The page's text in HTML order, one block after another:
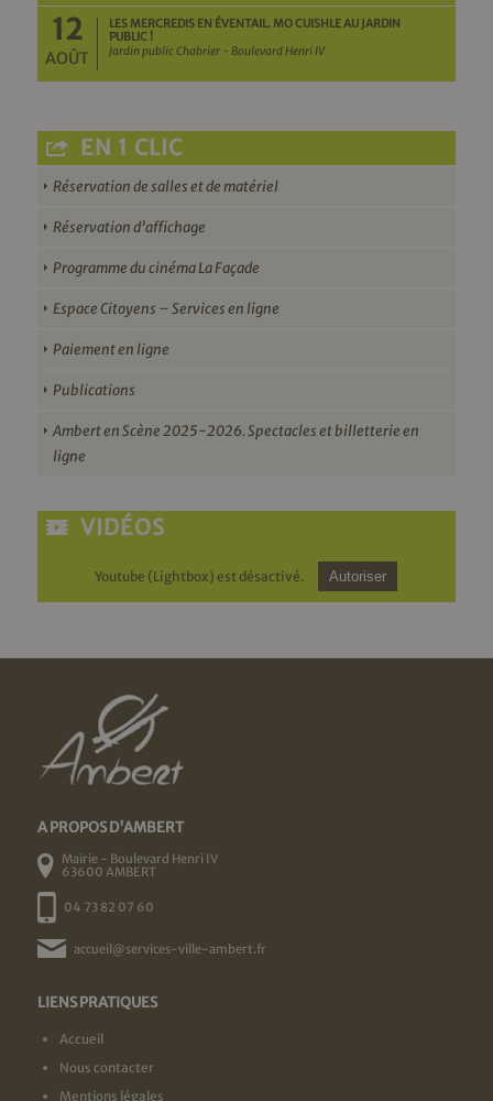
12
AOÛT
LES MERCREDIS EN ÉVENTAIL. MO CUISHLE AU JARDIN
PUBLIC !
Jardin public Chabrier - Boulevard Henri IV
EN 1 CLIC
Réservation de salles et de matériel
Réservation d’affichage
Programme du cinéma La Façade
Espace Citoyens – Services en ligne
Paiement en ligne
Publications
Ambert en Scène 2025-2026. Spectacles et billetterie en
ligne
VIDÉOS
Youtube (Lightbox) est désactivé. Autoriser
A PROPOS D'AMBERT
Mairie - Boulevard Henri IV
63600 AMBERT
04 73 82 07 60
accueil@services-ville-ambert.fr
LIENS PRATIQUES
Accueil
Nous contacter
Mentions légales